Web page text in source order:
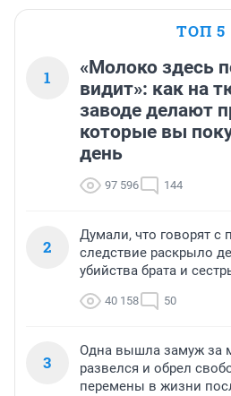
ТОП 5
1
«Молоко здесь
видит»: как на
заводе делают
которые вы
день
97 596 144
2
Думали, что говорят с
следствие раскрыло
убийства брата и
40 158 50
3
Одна вышла замуж за
развелся и обрел
перемены в жизни